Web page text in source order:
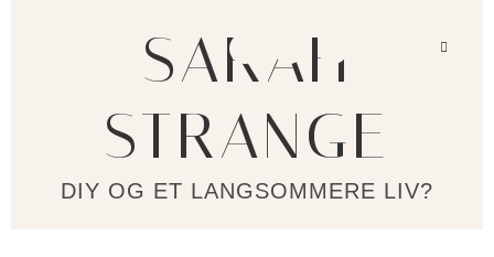
SARAH
STRANGE
DIY OG ET LANGSOMMERE LIV?